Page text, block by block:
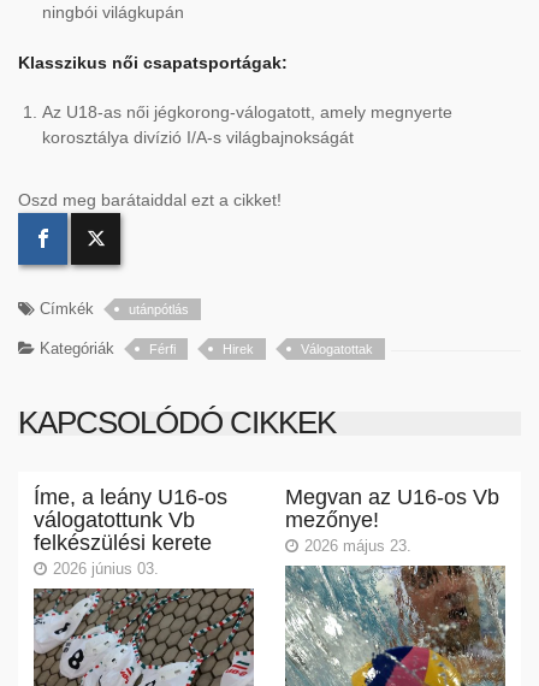
ningbói világkupán
Klasszikus női csapatsportágak:
Az U18-as női jégkorong-válogatott, amely megnyerte
korosztálya divízió I/A-s világbajnokságát
Oszd meg barátaiddal ezt a cikket!
Címkék utánpótlás
Kategóriák Férfi Hirek Válogatottak
KAPCSOLÓDÓ CIKKEK
Íme, a leány U16-os
válogatottunk Vb
felkészülési kerete
2026 június 03.
Megvan az U16-os Vb
mezőnye!
2026 május 23.